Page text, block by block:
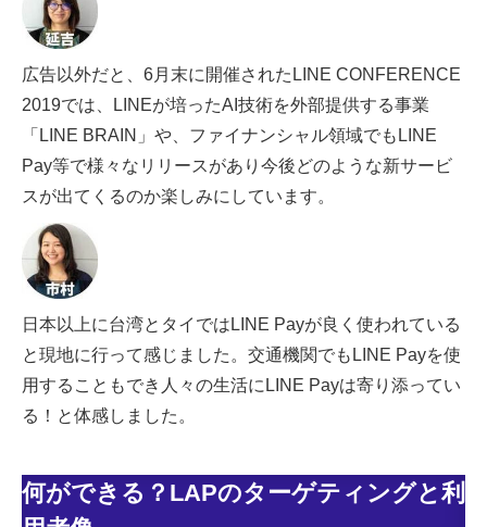
広告以外だと、6月末に開催されたLINE CONFERENCE
2019では、LINEが培ったAI技術を外部提供する事業
「LINE BRAIN」や、ファイナンシャル領域でもLINE
Pay等で様々なリリースがあり今後どのような新サービ
スが出てくるのか楽しみにしています。
日本以上に台湾とタイではLINE Payが良く使われている
と現地に行って感じました。交通機関でもLINE Payを使
用することもでき人々の生活にLINE Payは寄り添ってい
る！と体感しました。
何ができる？LAPのターゲティングと利